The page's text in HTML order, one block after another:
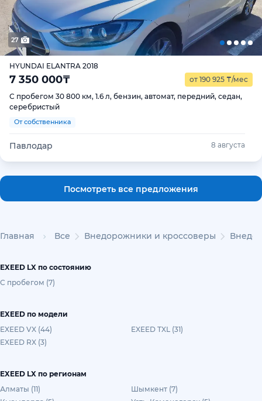
27
HYUNDAI ELANTRA 2018
7 350 000₸ от 190 925 ₸/мес
С пробегом 30 800 км, 1.6 л, бензин, автомат, передний, седан,
серебристый
От собственника
Павлодар 8 августа
Посмотреть все предложения
Главная Все Внедорожники и кроссоверы
EXEED LX по состоянию
С пробегом (7)
EXEED по модели
EXEED VX (44)
EXEED TXL (31)
EXEED RX (3)
EXEED LX по регионам
Алматы (11)
Шымкент (7)